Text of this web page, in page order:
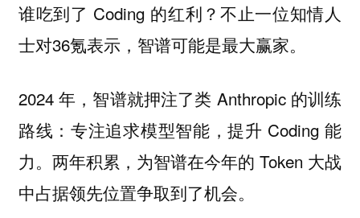
谁吃到了 Coding 的红利？不止一位知情人
士对36氪表示，智谱可能是最大赢家。
2024 年，智谱就押注了类 Anthropic 的训练
路线：专注追求模型智能，提升 Coding 能
力。两年积累，为智谱在今年的 Token 大战
中占据领先位置争取到了机会。